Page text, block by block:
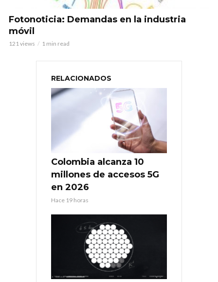
Fotonoticia: Demandas en la industria
móvil
121 views 1 min read
RELACIONADOS
Colombia alcanza 10
millones de accesos 5G
en 2026
Hace 19 horas